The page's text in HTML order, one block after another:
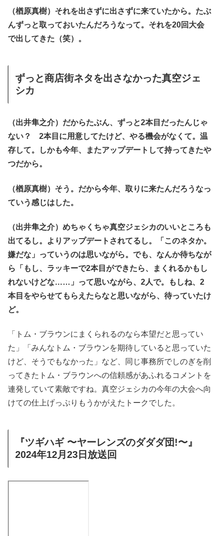
（楢原真樹）それを出さずに出さずに来ていたから。たぶ
んずっと取っておいたんだろうなって。それを20回大会
で出してきた（笑）。
ずっと商店街ネタを出さなかった真空ジェ
シカ
（出井隼之介）だからたぶん、ずっと2本目だったんじゃ
ない？ 2本目に用意してたけど、やる機会がなくて。温
存して。しかも今年、またアップデートして持ってきたや
つだから。
（楢原真樹）そう。だから今年、取りに来たんだろうなっ
ていう感じはした。
（出井隼之介）めちゃくちゃ真空ジェシカのいいところも
出てるし。よりアップデートされてるし。「このネタか。
嫌だな」っていうのは思いながら。でも、なんか待ちなが
ら「もし、ラッキーで2本目ができたら、まくれるかもし
れないけどな……」って思いながら、2人で。もしね、2
本目をやらせてもらえたらなと思いながら、待っていたけ
ど。
「トム・ブラウンにまくられるのなら本望だと思ってい
た」「みんなトム・ブラウンを期待していると思っていた
けど、そうでもなかった」など、同じ事務所でしのぎを削
ってきたトム・ブラウンへの信頼感があふれるコメントを
連発していて素敵ですね。真空ジェシカの今年の大会へ向
けての仕上げっぷりもうかがえたトークでした。
『ツギハギ 〜ヤーレンズのダダダ団!〜』
2024年12月23日放送回